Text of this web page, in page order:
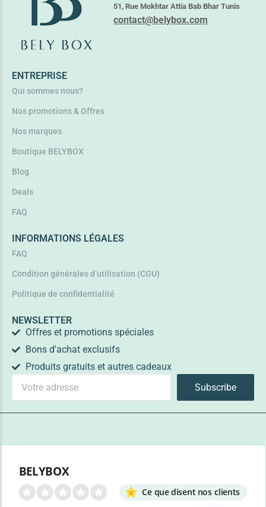
51, Rue Mokhtar Attia Bab Bhar Tunis
contact@belybox.com
ENTREPRISE
Qui sommes nous?
Nos promotions & Offres
Nos marques
Boutique BELYBOX
Blog
Deals
FAQ
INFORMATIONS LÉGALES
FAQ
Condition générales d’utilisation (CGU)
Politique de confidentialité
NEWSLETTER
Offres et promotions spéciales
Bons d'achat exclusifs
Produits gratuits et autres cadeaux
Subscribe
BELYBOX
Ce que disent nos clients